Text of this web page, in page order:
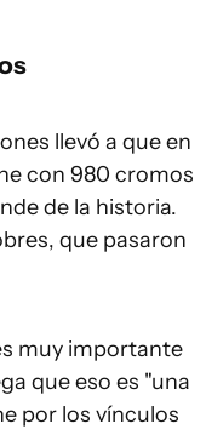
llevó a que en
con 980 cromos
de la historia.
que pasaron
muy importante
que eso es "una
por los vínculos